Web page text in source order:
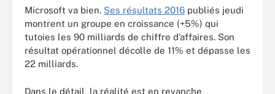
Microsoft va bien. Ses résultats 2016 publiés jeudi
montrent un groupe en croissance (+5%) qui
tutoies les 90 milliards de chiffre d’affaires. Son
résultat opérationnel décolle de 11% et dépasse les
22 milliards.
Dans le détail, la réalité est en revanche